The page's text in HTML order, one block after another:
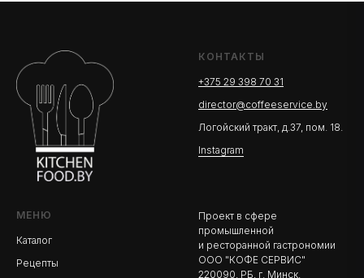
КОНТАКТЫ
+375 29 398 70 31
director@coffeeservice.by
Логойский тракт, д.37, пом. 18.
Instagram
МЕНЮ
Каталог
Рецепты
Проект в сфере
промышленной
и ресторанной гастрономии
ООО "КОФЕ СЕРВИС"
220090, РБ, г. Минск,